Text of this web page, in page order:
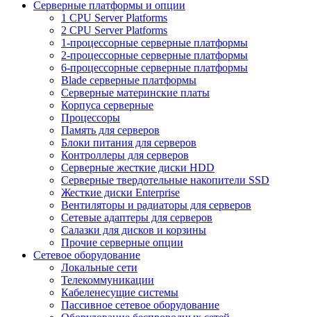
Серверные платформы и опции
1 CPU Server Platforms
2 CPU Server Platforms
1-процессорные серверные платформы
2-процессорные серверные платформы
6-процессорные серверные платформы
Blade серверные платформы
Серверные материнские платы
Корпуса серверные
Процессоры
Память для серверов
Блоки питания для серверов
Контроллеры для серверов
Серверные жесткие диски HDD
Серверные твердотельные накопители SSD
Жесткие диски Enterprise
Вентиляторы и радиаторы для серверов
Сетевые адаптеры для серверов
Салазки для дисков и корзины
Прочие серверные опции
Сетевое оборудование
Локальные сети
Телекоммуникации
Кабеленесущие системы
Пассивное сетевое оборудование